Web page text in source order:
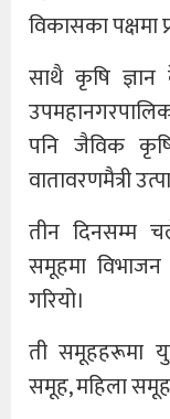
विकासका पक्षमा
साथै कृषि
पनि जैविक
वातावरणमैत्री
तीन दिनसम्म
समूहमा
गरियो।
ती समूहहरूमा
समूह, महिला